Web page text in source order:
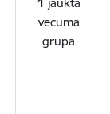
vecuma
grupa